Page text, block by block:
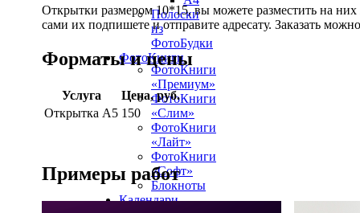
Полоски
из
ФотоБудки
ФотоКниги
ФотоКниги
«Премиум»
ФотоКниги
«Слим»
ФотоКниги
«Лайт»
ФотоКниги
«Софт»
Блокноты
Календари
Открытки размером 10*15, вы можете разместить на
сами их подпишете и отправите адресату. Заказать
Форматы и цены
Услуга
Цена, руб.
Открытка А5 150
Примеры работ